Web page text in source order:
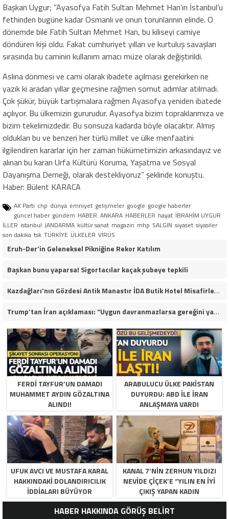
Başkan Uygur; “Ayasofya Fatih Sultan Mehmet Han’ın İstanbul’u
fethinden bugüne kadar Osmanlı ve onun torunlarının elinde. O
dönemde bile Fatih Sultan Mehmet Han, bu kiliseyi camiye
döndüren kişi oldu. Fakat cumhuriyet yılları ve kurtuluş savaşları
sırasında bu caminin kullanım amacı müze olarak değiştirildi.
Aslına dönmesi ve cami olarak ibadete açılması gerekirken ne
yazık ki aradan yıllar geçmesine rağmen somut adımlar atılmadı.
Çok şükür, büyük tartışmalara rağmen Ayasofya yeniden ibatede
açılıyor. Bu ülkemizin gururudur. Ayasofya bizim topraklarımıza ve
bizim tekelimizdedir. Bu sonsuza kadarda böyle olacaktır. Almış
oldukları bu ve benzeri her türlü millet ve ülke menfaatini
ilgilendiren kararlar için her zaman hükümetimizin arkasındayız ve
alınan bu kararı Urfa Kültürü Koruma, Yaşatma ve Sosyal
Dayanışma Derneği, olarak destekliyoruz” şeklinde konuştu.
Haber: Bülent KARACA
AK Parti chp dünya emniyet gelişmeler google google haberler
güncel haber gündem HABER. ANKARA HABERLER hayat İBRAHİM UYGUR
İLLER istanbul JANDARMA kültür sanat magazin mhp SALGIN siyaset siyasiler
son dakika tsk TÜRKİYE ÜLKELER VİRÜS
Eruh-Der’in Geleneksel Pikniğine Rekor Katılım
Başkan bunu yaparsa! Sigortacılar kaçak şubeye tepkili
Kazdağları’nın Gözdesi Antik Manastır İDA Butik Hotel Misafirlerinden Tam Not Alıyor
Trump’tan İran açıklaması: “Uygun davranmazlarsa gereğini yaparım”
FERDI TAYFUR’UN DAMADI
MUHAMMET AYDIN GÖZALTINA
ALINDI!
ARABULUCU ÜLKE PAKISTAN
DUYURDU: ABD ILE İRAN
ANLAŞMAYA VARDI
UFUK AVCI VE MUSTAFA KARAL
HAKKINDAKI DOLANDIRICILIK
İDDIALARI BÜYÜYOR
KANAL 7’NİN ZERHUN YILDIZI
NEVİDE ÇİÇEK’E “YILIN EN İYİ
ÇIKIŞ YAPAN KADIN
OYUNCUSU” ÖDÜLÜ!
HABER HAKKINDA GÖRÜŞ BELİRT